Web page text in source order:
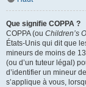
Que signifie COPPA ?
COPPA (ou Children’s
États-Unis qui dit que
mineurs de moins de
(ou d’un tuteur légal)
d’identifier un mineur
s’applique à vous,